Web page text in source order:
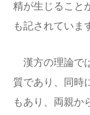
精が生じること
も記されていま
漢方の理論で
質であり、同時
もあり、両親か